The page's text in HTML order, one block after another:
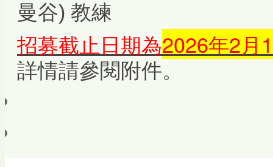
曼谷) 教練
招募截止日期為2026年2月
詳情請參閱附件。